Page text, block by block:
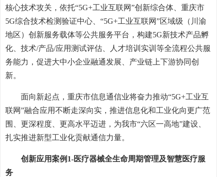
核心技术攻关，依托“5G+工业互联网”创新综合体、重庆市
5G综合技术检测验证中心、“5G+工业互联网”区域级（川渝
地区）创新服务载体等公共服务平台，构建5G新技术产品孵
化、技术/产品/应用测试评估、人才培训实训等全流程公共服
务能力，促进大中小企业融通发展、产业链上下游协同创
新。
面向新起点，重庆市信息通信业将奋力推动“5G+工业互
联网”融合应用不断走深向实，推进信息化和工业化向更广范
围、更深程度、更高水平迈进，为我市“六区一高地”建设、
扎实推进新型工业化贡献通信力量。
创新应用案例1-医疗器械全生命周期管理及智慧医疗服
务